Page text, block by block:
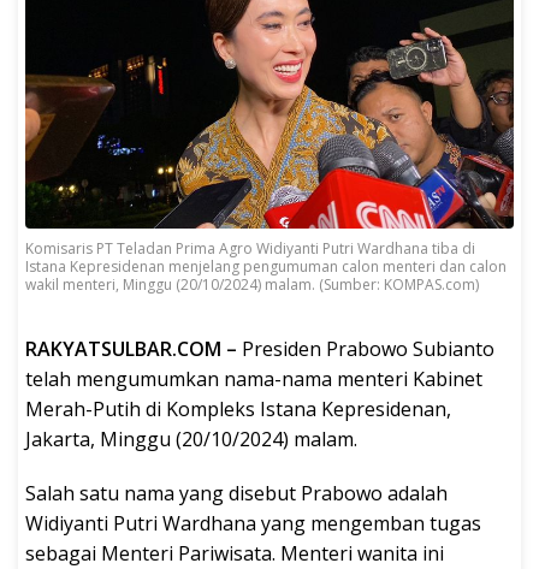
Komisaris PT Teladan Prima Agro Widiyanti Putri Wardhana tiba di
Istana Kepresidenan menjelang pengumuman calon menteri dan calon
wakil menteri, Minggu (20/10/2024) malam. (Sumber: KOMPAS.com)
RAKYATSULBAR.COM – Presiden Prabowo Subianto
telah mengumumkan nama-nama menteri Kabinet
Merah-Putih di Kompleks Istana Kepresidenan,
Jakarta, Minggu (20/10/2024) malam.
Salah satu nama yang disebut Prabowo adalah
Widiyanti Putri Wardhana yang mengemban tugas
sebagai Menteri Pariwisata. Menteri wanita ini